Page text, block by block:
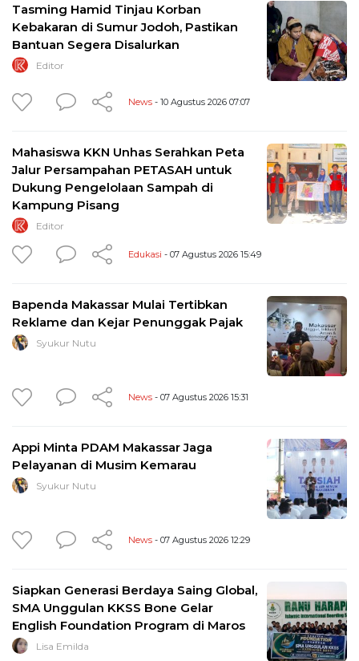
Tasming Hamid Tinjau Korban
Kebakaran di Sumur Jodoh, Pastikan
Bantuan Segera Disalurkan
Editor
News - 10 Agustus 2026 07:07
Mahasiswa KKN Unhas Serahkan Peta
Jalur Persampahan PETASAH untuk
Dukung Pengelolaan Sampah di
Kampung Pisang
Editor
Edukasi - 07 Agustus 2026 15:49
Bapenda Makassar Mulai Tertibkan
Reklame dan Kejar Penunggak Pajak
Syukur Nutu
News - 07 Agustus 2026 15:31
Appi Minta PDAM Makassar Jaga
Pelayanan di Musim Kemarau
Syukur Nutu
News - 07 Agustus 2026 12:29
Siapkan Generasi Berdaya Saing Global,
SMA Unggulan KKSS Bone Gelar
English Foundation Program di Maros
Lisa Emilda